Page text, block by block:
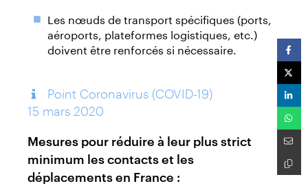
Les nœuds de transport spécifiques (ports,
aéroports, plateformes logistiques, etc.)
doivent être renforcés si nécessaire.
Point Coronavirus (COVID-19)
15 mars 2020
Mesures pour réduire à leur plus strict
minimum les contacts et les
déplacements en France :